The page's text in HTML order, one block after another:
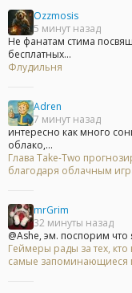
Ozzmosis
5 минут назад
Не фанатам стима
бесплатных...
Флудильня
Adren
7 минут назад
интересно как много
облако,...
Глава Take-Two
благодаря облачным
mrGrim
32 минуты назад
@Ashe, эм. поспорим что
Геймеры рады за тех,
самые запоминающиеся